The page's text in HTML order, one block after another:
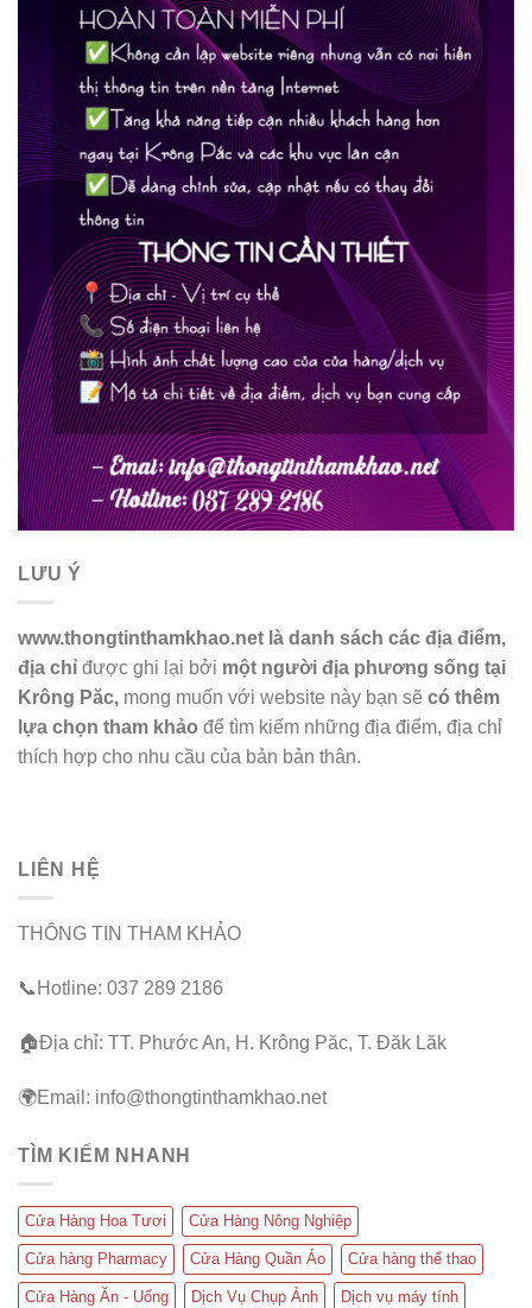
LƯU Ý
www.thongtinthamkhao.net là danh sách các địa điểm,
địa chỉ được ghi lại bởi một người địa phương sống tại
Krông Păc, mong muốn với website này bạn sẽ có thêm
lựa chọn tham khảo để tìm kiếm những địa điểm, địa chỉ
thích hợp cho nhu cầu của bản bản thân.
LIÊN HỆ
THÔNG TIN THAM KHẢO
📞Hotline: 037 289 2186
🏠Địa chỉ: TT. Phước An, H. Krông Păc, T. Đăk Lăk
🌍Email: info@thongtinthamkhao.net
TÌM KIẾM NHANH
Cửa Hàng Hoa Tươi Cửa Hàng Nông Nghiệp
Cửa hàng Pharmacy Cửa Hàng Quần Áo Cửa hàng thể thao
Cửa Hàng Ăn - Uống Dịch Vụ Chụp Ảnh Dịch vụ máy tính